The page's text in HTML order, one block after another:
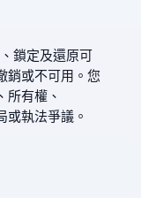
鎖定及還原可
銷或不可用。您
所有權、
或執法爭議。